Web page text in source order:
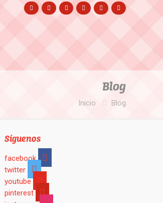
Blog
Inicio Blog
Síguenos
facebook
twitter
youtube
pinterest